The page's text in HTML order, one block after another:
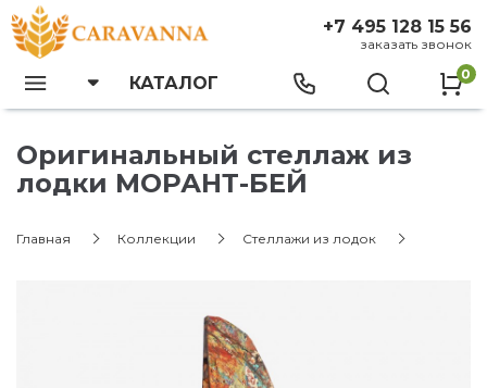
+7 495 128 15 56
заказать звонок
КАТАЛОГ 0
Оригинальный стеллаж из
лодки МОРАНТ-БЕЙ
Главная Коллекции Стеллажи из лодок